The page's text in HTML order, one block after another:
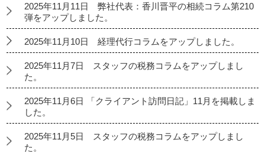
2025年11月11日 弊社代表：香川晋平の相続コラム第210
弾をアップしました。
2025年11月10日 経理代行コラムをアップしました。
2025年11月7日 スタッフの税務コラムをアップしまし
た。
2025年11月6日 「クライアント訪問日記」11月を掲載しま
した。
2025年11月5日 スタッフの税務コラムをアップしまし
た。